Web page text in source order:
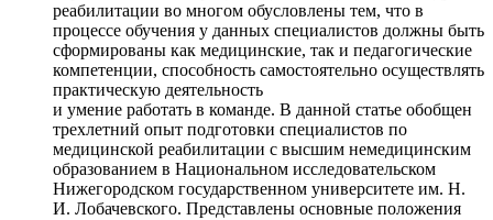
реабилитации во многом обусловлены тем, что в
процессе обучения у данных специалистов должны быть
сформированы как медицинские, так и педагогические
компетенции, способность самостоятельно осуществлять
практическую деятельность
и умение работать в команде. В данной статье обобщен
трехлетний опыт подготовки специалистов по
медицинской реабилитации с высшим немедицинским
образованием в Национальном исследовательском
Нижегородском государственном университете им. Н.
И. Лобачевского. Представлены основные положения